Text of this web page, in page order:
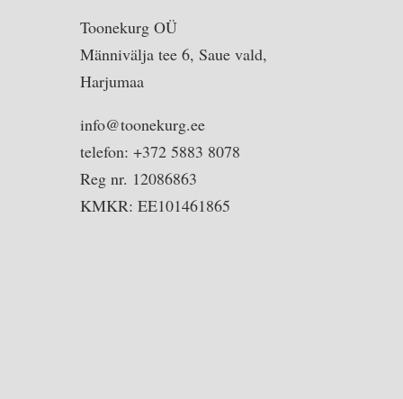
Toonekurg OÜ
Männivälja tee 6, Saue vald,
Harjumaa
info@toonekurg.ee
telefon: +372 5883 8078
Reg nr. 12086863
KMKR: EE101461865